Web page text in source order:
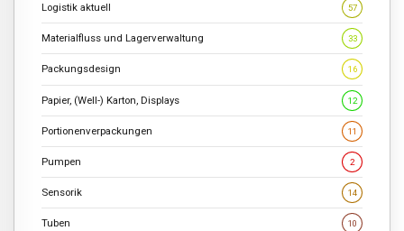
Logistik aktuell 57
Materialfluss und Lagerverwaltung 33
Packungsdesign 16
Papier, (Well-) Karton, Displays 12
Portionenverpackungen 11
Pumpen 2
Sensorik 14
Tuben 10